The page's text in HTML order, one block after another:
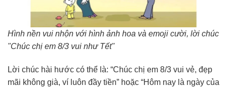
Hình nền vui nhộn với hình ảnh hoa và emoji cười, lời chúc
"Chúc chị em 8/3 vui như Tết"
Lời chúc hài hước có thể là: “Chúc chị em 8/3 vui vẻ, đẹp
mãi không già, ví luôn đầy tiền” hoặc “Hôm nay là ngày của